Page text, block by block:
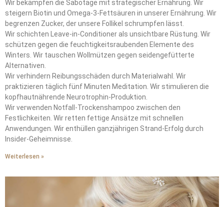
Wir bekämpfen die Sabotage mit strategischer Ernährung. Wir
steigern Biotin und Omega-3-Fettsäuren in unserer Ernährung. Wir
begrenzen Zucker, der unsere Follikel schrumpfen lässt.
Wir schichten Leave-in-Conditioner als unsichtbare Rüstung. Wir
schützen gegen die feuchtigkeitsraubenden Elemente des
Winters. Wir tauschen Wollmützen gegen seidengefütterte
Alternativen.
Wir verhindern Reibungsschäden durch Materialwahl. Wir
praktizieren täglich fünf Minuten Meditation. Wir stimulieren die
kopfhautnährende Neurotrophin-Produktion.
Wir verwenden Notfall-Trockenshampoo zwischen den
Festlichkeiten. Wir retten fettige Ansätze mit schnellen
Anwendungen. Wir enthüllen ganzjährigen Strand-Erfolg durch
Insider-Geheimnisse.
Weiterlesen »